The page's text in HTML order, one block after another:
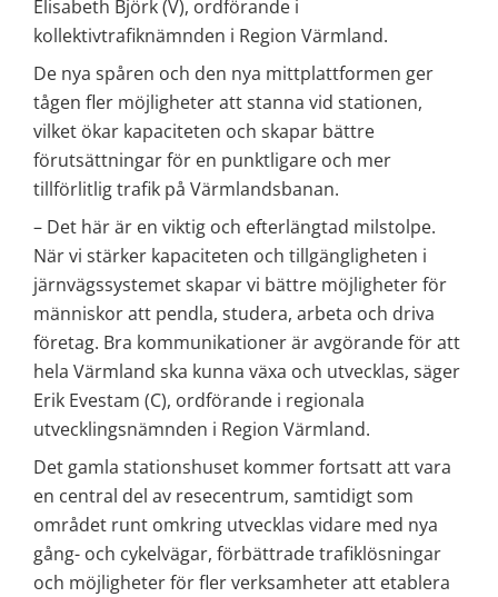
Elisabeth Björk (V), ordförande i
kollektivtrafiknämnden i Region Värmland.
De nya spåren och den nya mittplattformen ger
tågen fler möjligheter att stanna vid stationen,
vilket ökar kapaciteten och skapar bättre
förutsättningar för en punktligare och mer
tillförlitlig trafik på Värmlandsbanan.
– Det här är en viktig och efterlängtad milstolpe.
När vi stärker kapaciteten och tillgängligheten i
järnvägssystemet skapar vi bättre möjligheter för
människor att pendla, studera, arbeta och driva
företag. Bra kommunikationer är avgörande för att
hela Värmland ska kunna växa och utvecklas, säger
Erik Evestam (C), ordförande i regionala
utvecklingsnämnden i Region Värmland.
Det gamla stationshuset kommer fortsatt att vara
en central del av resecentrum, samtidigt som
området runt omkring utvecklas vidare med nya
gång- och cykelvägar, förbättrade trafiklösningar
och möjligheter för fler verksamheter att etablera